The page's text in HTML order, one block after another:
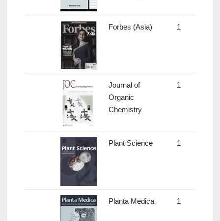
Forbes (Asia) 1
Journal of
Organic
Chemistry
1
Plant Science 1
Planta Medica 1